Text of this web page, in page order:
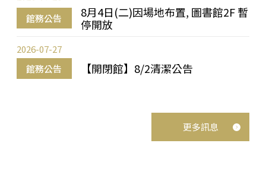
館務公告
8月4日(二)因場地布置, 圖書館2F 暫
停開放
館務公告 【開閉館】8/2清潔公告
2026-07-27
更多訊息